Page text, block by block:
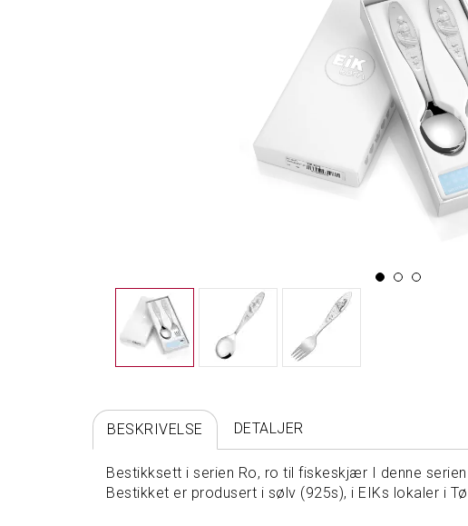
BESKRIVELSE DETALJER
Bestikksett i serien Ro, ro til fiskeskjær I denne
Bestikket er produsert i sølv (925s), i EIKs lokaler i